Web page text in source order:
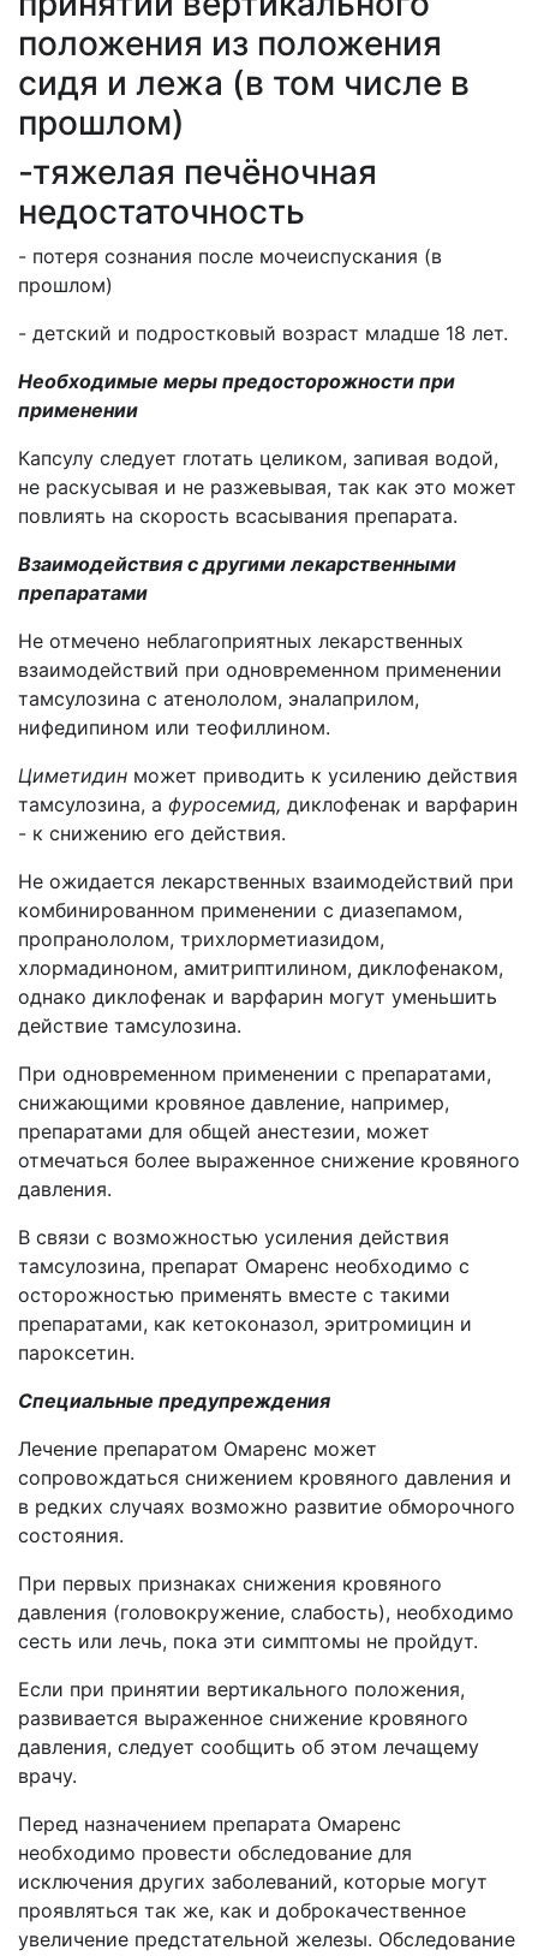
положения из положения
сидя и лежа (в том числе в
прошлом)
-тяжелая печёночная
недостаточность
- потеря сознания после мочеиспускания (в
прошлом)
- детский и подростковый возраст младше 18 лет.
Необходимые меры предосторожности при
применении
Капсулу следует глотать целиком, запивая водой,
не раскусывая и не разжевывая, так как это может
повлиять на скорость всасывания препарата.
Взаимодействия с другими лекарственными
препаратами
Не отмечено неблагоприятных лекарственных
взаимодействий при одновременном применении
тамсулозина с атенололом, эналаприлом,
нифедипином или теофиллином.
Циметидин может приводить к усилению действия
тамсулозина, а фуросемид, диклофенак и варфарин
- к снижению его действия.
Не ожидается лекарственных взаимодействий при
комбинированном применении с диазепамом,
пропранололом, трихлорметиазидом,
хлормадиноном, амитриптилином, диклофенаком,
однако диклофенак и варфарин могут уменьшить
действие тамсулозина.
При одновременном применении с препаратами,
снижающими кровяное давление, например,
препаратами для общей анестезии, может
отмечаться более выраженное снижение кровяного
давления.
В связи с возможностью усиления действия
тамсулозина, препарат Омаренс необходимо с
осторожностью применять вместе с такими
препаратами, как кетоконазол, эритромицин и
пароксетин.
Специальные предупреждения
Лечение препаратом Омаренс может
сопровождаться снижением кровяного давления и
в редких случаях возможно развитие обморочного
состояния.
При первых признаках снижения кровяного
давления (головокружение, слабость), необходимо
сесть или лечь, пока эти симптомы не пройдут.
Если при принятии вертикального положения,
развивается выраженное снижение кровяного
давления, следует сообщить об этом лечащему
врачу.
Перед назначением препарата Омаренс
необходимо провести обследование для
исключения других заболеваний, которые могут
проявляться так же, как и доброкачественное
увеличение предстательной железы. Обследование